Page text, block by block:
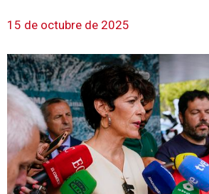
15 de octubre de 2025